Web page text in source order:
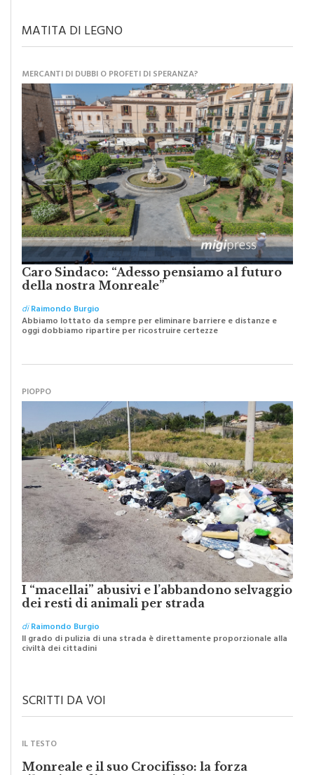
Caro Sindaco: “Adesso pensiamo al futuro
della nostra Monreale”
diRaimondo Burgio
Abbiamo lottato da sempre per eliminare barriere e distanze e
oggi dobbiamo ripartire per ricostruire certezze
I “macellai” abusivi e l’abbandono selvaggio
dei resti di animali per strada
diRaimondo Burgio
Il grado di pulizia di una strada è direttamente proporzionale alla
civiltà dei cittadini
Monreale e il suo Crocifisso: la forza
silenziosa di una comunità